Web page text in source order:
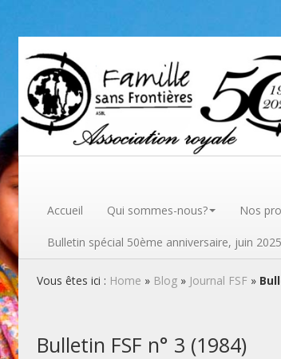
Famille sans
Accueil Qui sommes-nous? Nos
Bulletin spécial 50ème anniversaire, juin
Vous êtes ici : Home » Blog» Journal FSF»
Bulletin FSF n° 3 (1984)